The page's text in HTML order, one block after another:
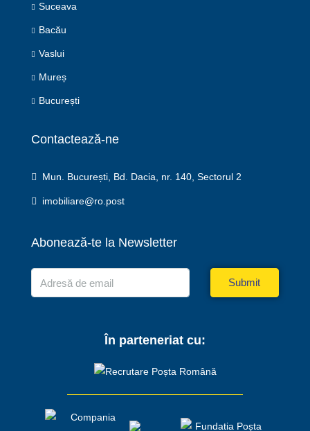
Suceava
Bacău
Vaslui
Mureș
București
Contactează-ne
Mun. București, Bd. Dacia, nr. 140, Sectorul 2
imobiliare@ro.post
Abonează-te la Newsletter
Submit
În parteneriat cu: